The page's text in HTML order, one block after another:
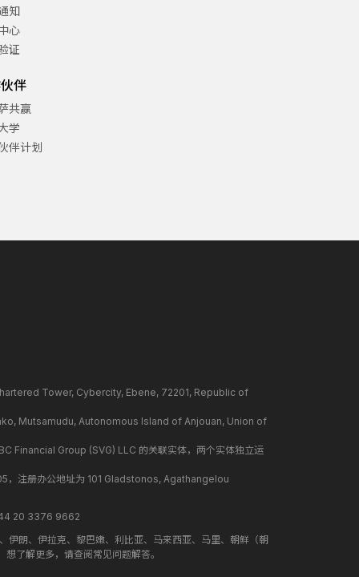
知
心
证
伴
共赢
学
伴计划
Tower, Cybercity, Ebene, 72201, Republic of
Mutsamudu, Autonomous Island of Anjouan, Union of
Financial Group (SVG) LLC 的关联实体，两个实体独立运
，注册办公地址为 101 Gladstonos, Agathangelou
20 3376 9662
朗、伊拉克、黎巴嫩、利比亚、马来西亚、马里、朝鲜（朝
了解更多，请查阅常见问题解答。